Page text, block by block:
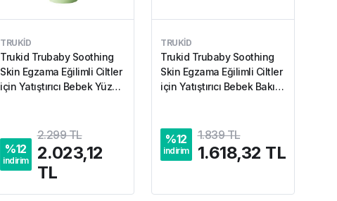
TRUKID
Trukid Trubaby Soothing
Skin Egzama Eğilimli Ciltler
için Yatıştırıcı Bebek Yüz
%12
indirim
2.299 TL
2.023,12
TL
TRUKID
Trukid Trubaby Soothing
Skin Egzama Eğilimli Ciltler
için Yatıştırıcı Bebek Bakım
%12
indirim
1.839 TL
1.618,32 TL